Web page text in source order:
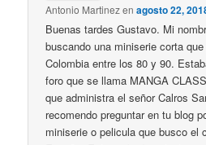
Antonio Martinezenagosto 22,
Buenas tardes Gustavo. Mi
buscando una miniserie corta
Colombia entre los 80 y 90.
foro que se llama MANGA
que administra el señor Calros
recomendo preguntar en tu blog
miniserie o pelicula que busco el